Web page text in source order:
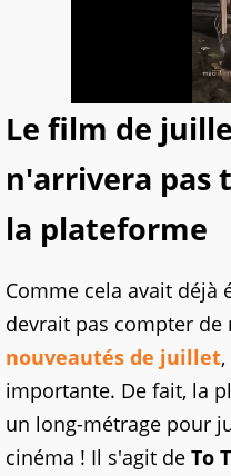
Le film de
n'arrivera pas
la plateforme
Comme cela avait déjà
devrait pas compter
nouveautés de juillet
importante. De fait, la
un long-métrage pour
cinéma ! Il s'agit de To